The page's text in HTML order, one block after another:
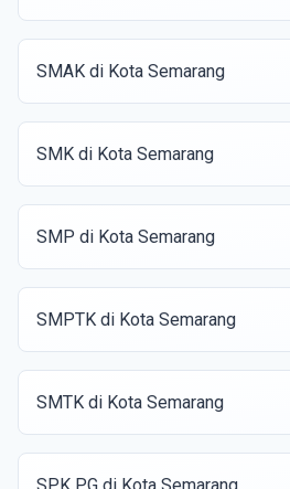
SMAK di Kota Semarang
SMK di Kota Semarang
SMP di Kota Semarang
SMPTK di Kota Semarang
SMTK di Kota Semarang